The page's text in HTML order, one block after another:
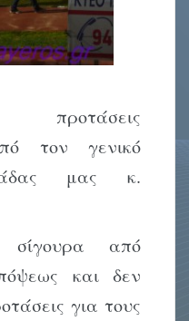
προτάσεις
τον γενικό
μας κ.
σίγουρα από
και δεν
για τους